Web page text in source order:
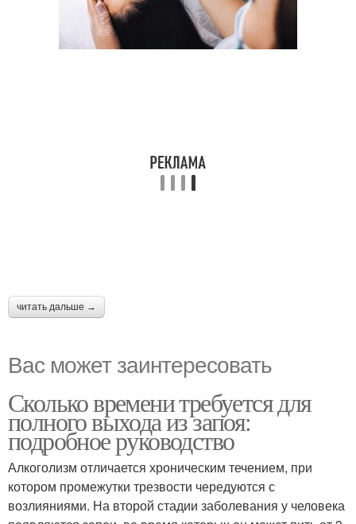
читать дальше →
Вас может заинтересовать
Сколько времени требуется для
полного выхода из запоя:
подробное руководство
Алкоголизм отличается хроническим течением, при
котором промежутки трезвости чередуются с
возлияниями. На второй стадии заболевания у человека